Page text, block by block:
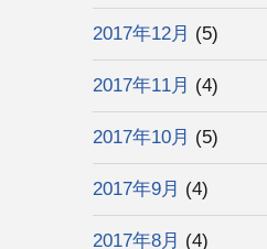
2017年12月 (5)
2017年11月 (4)
2017年10月 (5)
2017年9月 (4)
2017年8月 (4)